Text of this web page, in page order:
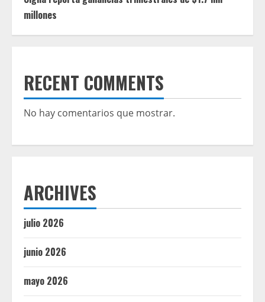
millones
RECENT COMMENTS
No hay comentarios que mostrar.
ARCHIVES
julio 2026
junio 2026
mayo 2026